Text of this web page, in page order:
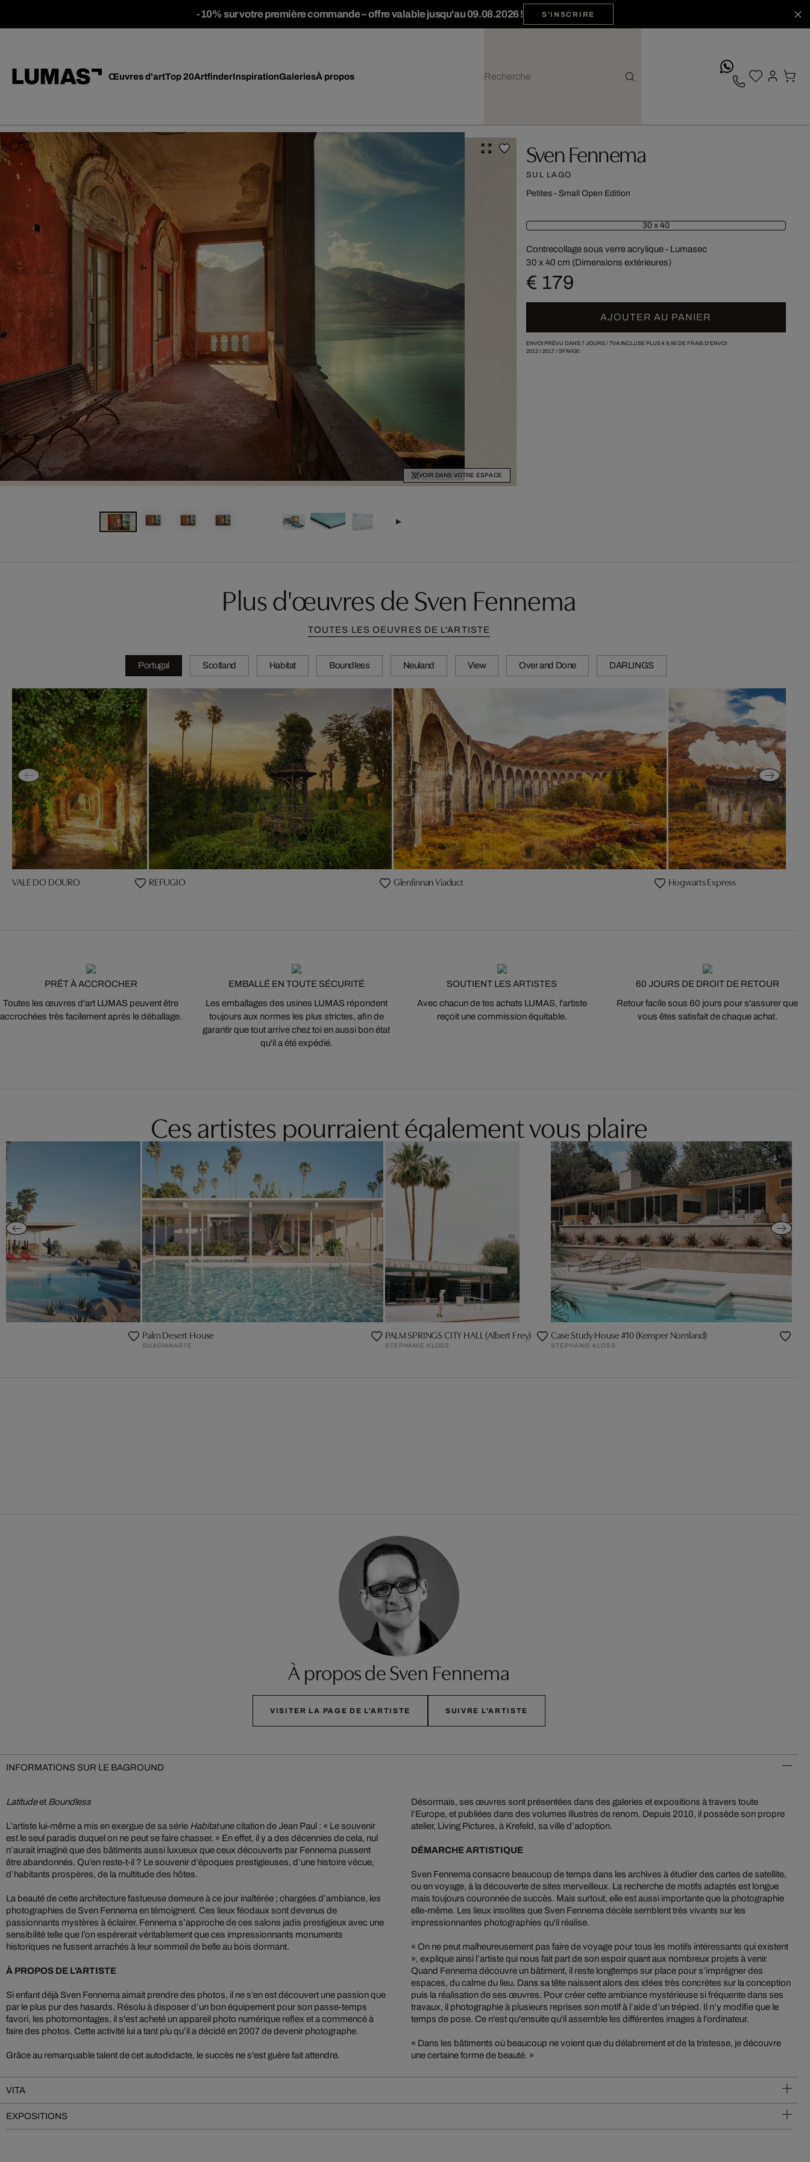
-10% sur votre première commande – offre valable jusqu'au 09.08.2026 ! S'INSCRIRE
Œuvres d'artTop 20ArtfinderInspirationGaleriesÀ propos
VOIR DANS VOTRE ESPACE
Sven Fennema
SUL LAGO
Petites - Small Open Edition
30 x 40
Contrecollage sous verre acrylique - Lumasec
30 x 40 cm (Dimensions extérieures)
€ 179
AJOUTER AU PANIER
ENVOI PRÉVU DANS 7 JOURS / TVA INCLUSE PLUS € 9,90DE FRAIS D'ENVOI
2012/ 2017/ SFN400
Plus d'œuvres de Sven Fennema
TOUTES LES OEUVRES DE L'ARTISTE
Portugal Scotland Habitat Boundless Neuland View Over and Done DARLINGS
VALE DO DOURO REFUGIO Glenfinnan Viaduct Hogwarts Express
PRÊT À ACCROCHER
Toutes les œuvres d'art LUMAS peuvent être
accrochées très facilement après le déballage.
EMBALLÉ EN TOUTE SÉCURITÉ
Les emballages des usines LUMAS répondent
toujours aux normes les plus strictes, afin de
garantir que tout arrive chez toi en aussi bon état
qu'il a été expédié.
SOUTIENT LES ARTISTES
Avec chacun de tes achats LUMAS, l'artiste
reçoit une commission équitable.
60 JOURS DE DROIT DE RETOUR
Retour facile sous 60 jours pour s'assurer que
vous êtes satisfait de chaque achat.
Ces artistes pourraient également vous plaire
Palm Desert House
GUACHINARTE
PALM SPRINGS CITY HALL (Albert Frey)
STEPHANIE KLOSS
Case Study House #10 (Kemper Nomland)
STEPHANIE KLOSS
À propos de Sven Fennema
VISITER LA PAGE DE L'ARTISTE SUIVRE L'ARTISTE
INFORMATIONS SUR LE BAGROUND
Latitudeet Boundless
L’artiste lui-même a mis en exergue de sa série Habitatune citation de Jean Paul : « Le souvenir
est le seul paradis duquel on ne peut se faire chasser. » En effet, il y a des décennies de cela, nul
n’aurait imaginé que des bâtiments aussi luxueux que ceux découverts par Fennema pussent
être abandonnés. Qu’en reste-t-il ? Le souvenir d’époques prestigieuses, d’une histoire vécue,
d’habitants prospères, de la multitude des hôtes.
La beauté de cette architecture fastueuse demeure à ce jour inaltérée ; chargées d’ambiance, les
photographies de Sven Fennema en témoignent. Ces lieux féodaux sont devenus de
passionnants mystères à éclairer. Fennema s’approche de ces salons jadis prestigieux avec une
sensibilité telle que l’on espérerait véritablement que ces impressionnants monuments
historiques ne fussent arrachés à leur sommeil de belle au bois dormant.
À PROPOS DE L'ARTISTE
Si enfant déjà Sven Fennema aimait prendre des photos, il ne s’en est découvert une passion que
par le plus pur des hasards. Résolu à disposer d’un bon équipement pour son passe-temps
favori, les photomontages, il s'est acheté un appareil photo numérique reflex et a commencé à
faire des photos. Cette activité lui a tant plu qu’il a décidé en 2007 de devenir photographe.
Grâce au remarquable talent de cet autodidacte, le succès ne s'est guère fait attendre.
Désormais, ses œuvres sont présentées dans des galeries et expositions à travers toute
l’Europe, et publiées dans des volumes illustrés de renom. Depuis 2010, il possède son propre
atelier, Living Pictures, à Krefeld, sa ville d’adoption.
DÉMARCHE ARTISTIQUE
Sven Fennema consacre beaucoup de temps dans les archives à étudier des cartes de satellite,
ou en voyage, à la découverte de sites merveilleux. La recherche de motifs adaptés est longue
mais toujours couronnée de succès. Mais surtout, elle est aussi importante que la photographie
elle-même. Les lieux insolites que Sven Fennema décèle semblent très vivants sur les
impressionnantes photographies qu'il réalise.
« On ne peut malheureusement pas faire de voyage pour tous les motifs intéressants qui existent
», explique ainsi l’artiste qui nous fait part de son espoir quant aux nombreux projets à venir.
Quand Fennema découvre un bâtiment, il reste longtemps sur place pour s’imprégner des
espaces, du calme du lieu. Dans sa tête naissent alors des idées très concrètes sur la conception
puis la réalisation de ses œuvres. Pour créer cette ambiance mystérieuse si fréquente dans ses
travaux, il photographie à plusieurs reprises son motif à l’aide d’un trépied. Il n’y modifie que le
temps de pose. Ce n'est qu'ensuite qu'il assemble les différentes images à l’ordinateur.
« Dans les bâtiments où beaucoup ne voient que du délabrement et de la tristesse, je découvre
une certaine forme de beauté. »
VITA
EXPOSITIONS